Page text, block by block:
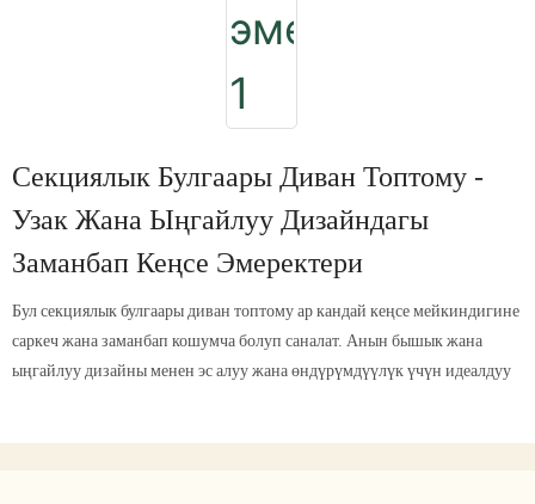
Секциялык Булгаары Диван Топтому -
Узак Жана Ыңгайлуу Дизайндагы
Заманбап Кеңсе Эмеректери
Бул секциялык булгаары диван топтому ар кандай кеңсе мейкиндигине
саркеч жана заманбап кошумча болуп саналат. Анын бышык жана
ыңгайлуу дизайны менен эс алуу жана өндүрүмдүүлүк үчүн идеалдуу